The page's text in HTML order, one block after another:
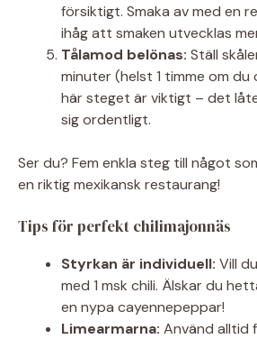
försiktigt. Smaka av med en
ihåg att smaken utvecklas
Tålamod belönas: Ställ
minuter (helst 1 timme om
här steget är viktigt – det
sig ordentligt.
Ser du? Fem enkla steg till något
en riktig mexikansk restaurang!
Tips för perfekt chilimajonnäs
Styrkan är individuell: Vill
med 1 msk chili. Älskar du
en nypa cayennepeppar!
Limearmarna: Använd alltid